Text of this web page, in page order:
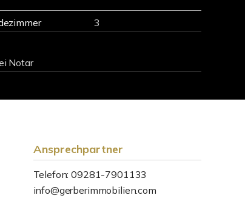
3
Notar
Ansprechpartner
Telefon: 09281-7901133
info@gerberimmobilien.com